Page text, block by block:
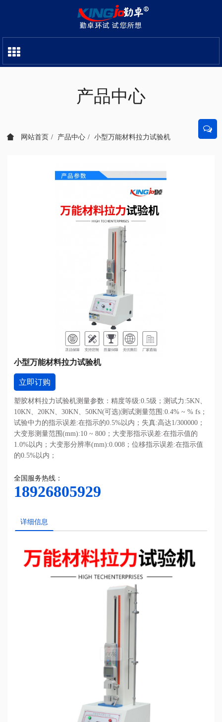
产品中心
网站首页 产品中心 小型万能材料拉力试验机
小型万能材料拉力试验机
立即订购
塑胶材料拉力试验机测量参数：精度等级:0.5级；测试力:5KN、
10KN、20KN、30KN、50KN(可选)测试测量范围:0.4% ~ % fs；
试验中力的指示误差:在指示的0.5%以内；失真:高达1/300000；
大变形测量范围(mm):10 ~ 800；大变形指示误差:在指示值的
1.0%以内；大变形分辨率(mm):0.008；位移指示误差:在指示值
的0.5%以内；
全国服务热线：
18926805929
详细信息